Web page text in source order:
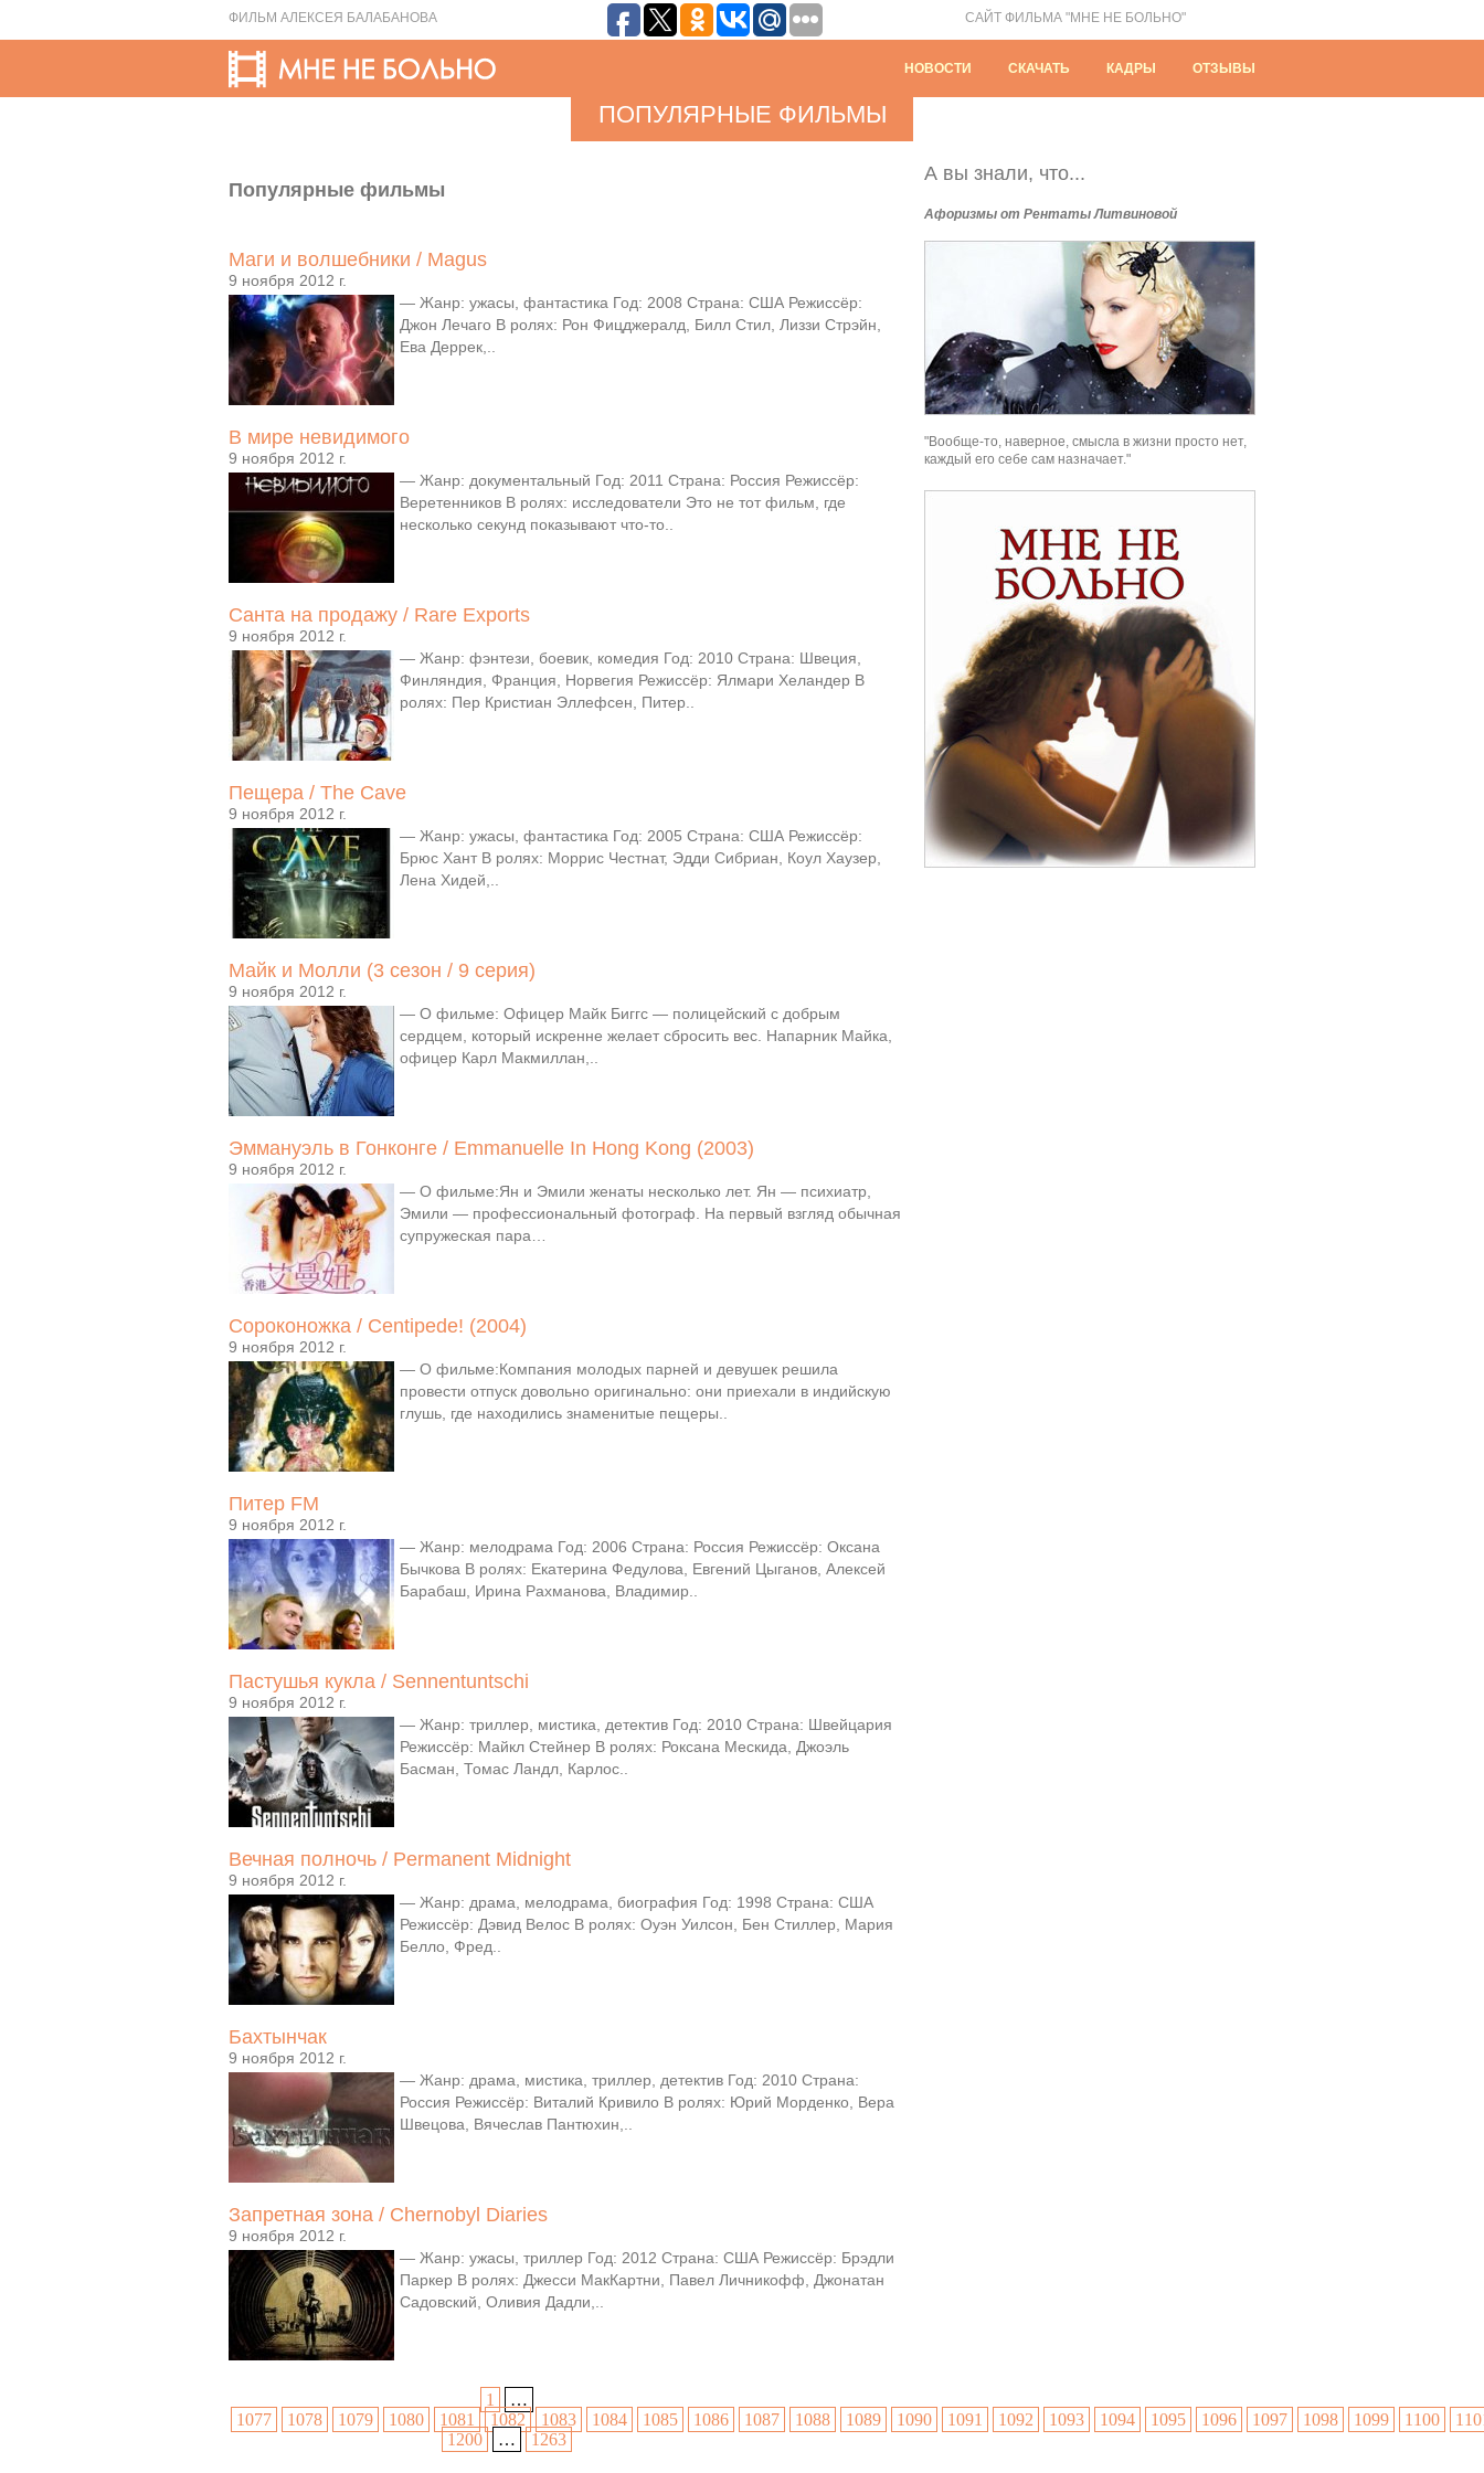
ФИЛЬМ АЛЕКСЕЯ БАЛАБАНОВА САЙТ ФИЛЬМА "МНЕ НЕ БОЛЬНО"
НОВОСТИ СКАЧАТЬ КАДРЫ ОТЗЫВЫ
ПОПУЛЯРНЫЕ ФИЛЬМЫ
Популярные фильмы
Маги и волшебники / Magus
9 ноября 2012 г.
— Жанр: ужасы, фантастика Год: 2008 Страна: США Режиссёр:
Джон Лечаго В ролях: Рон Фицджералд, Билл Стил, Лиззи Стрэйн,
Ева Деррек,..
В мире невидимого
9 ноября 2012 г.
— Жанр: документальный Год: 2011 Страна: Россия Режиссёр:
Веретенников В ролях: исследователи Это не тот фильм, где
несколько секунд показывают что-то..
Санта на продажу / Rare Exports
9 ноября 2012 г.
— Жанр: фэнтези, боевик, комедия Год: 2010 Страна: Швеция,
Финляндия, Франция, Норвегия Режиссёр: Ялмари Хеландер В
ролях: Пер Кристиан Эллефсен, Питер..
Пещера / The Cave
9 ноября 2012 г.
— Жанр: ужасы, фантастика Год: 2005 Страна: США Режиссёр:
Брюс Хант В ролях: Моррис Честнат, Эдди Сибриан, Коул Хаузер,
Лена Хидей,..
Майк и Молли (3 сезон / 9 серия)
9 ноября 2012 г.
— О фильме: Офицер Майк Биггс — полицейский с добрым
сердцем, который искренне желает сбросить вес. Напарник Майка,
офицер Карл Макмиллан,..
Эммануэль в Гонконге / Emmanuelle In Hong Kong (2003)
9 ноября 2012 г.
— О фильме:Ян и Эмили женаты несколько лет. Ян — психиатр,
Эмили — профессиональный фотограф. На первый взгляд обычная
супружеская пара…
Сороконожка / Centipede! (2004)
9 ноября 2012 г.
— О фильме:Компания молодых парней и девушек решила
провести отпуск довольно оригинально: они приехали в индийскую
глушь, где находились знаменитые пещеры..
Питер FM
9 ноября 2012 г.
— Жанр: мелодрама Год: 2006 Страна: Россия Режиссёр: Оксана
Бычкова В ролях: Екатерина Федулова, Евгений Цыганов, Алексей
Барабаш, Ирина Рахманова, Владимир..
Пастушья кукла / Sennentuntschi
9 ноября 2012 г.
— Жанр: триллер, мистика, детектив Год: 2010 Страна: Швейцария
Режиссёр: Майкл Стейнер В ролях: Роксана Мескида, Джоэль
Басман, Томас Ландл, Карлос..
Вечная полночь / Permanent Midnight
9 ноября 2012 г.
— Жанр: драма, мелодрама, биография Год: 1998 Страна: США
Режиссёр: Дэвид Велос В ролях: Оуэн Уилсон, Бен Стиллер, Мария
Белло, Фред..
Бахтынчак
9 ноября 2012 г.
— Жанр: драма, мистика, триллер, детектив Год: 2010 Страна:
Россия Режиссёр: Виталий Кривило В ролях: Юрий Морденко, Вера
Швецова, Вячеслав Пантюхин,..
Запретная зона / Chernobyl Diaries
9 ноября 2012 г.
— Жанр: ужасы, триллер Год: 2012 Страна: США Режиссёр: Брэдли
Паркер В ролях: Джесси МакКартни, Павел Личникофф, Джонатан
Садовский, Оливия Дадли,..
1
…
1077
1078 1079 1080 1081 1082 1083 1084 1085 1086 1087 1088 1089 1090 1091 1092 1093 1094 1095 1096 1097 1098 1099 1100
1200
… 1263
А вы знали, что...
Афоризмы от Рентаты Литвиновой
"Вообще-то, наверное, смысла в жизни просто нет,
каждый его себе сам назначает."